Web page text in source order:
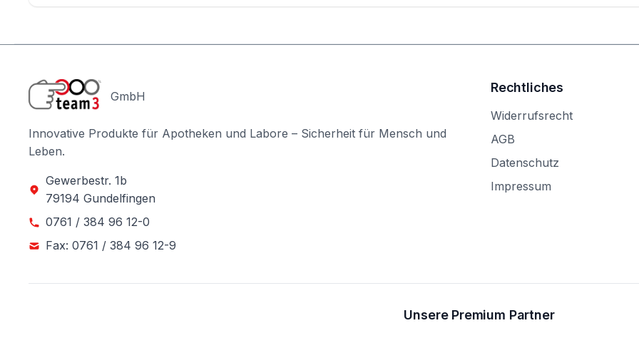
GmbH
Innovative Produkte für Apotheken und Labore – Sicherheit für Mensch und
Leben.
Gewerbestr. 1b
79194 Gundelfingen
0761 / 384 96 12-0
Fax: 0761 / 384 96 12-9
Rechtliches
Widerrufsrecht
AGB
Datenschutz
Impressum
Unsere Premium Partner